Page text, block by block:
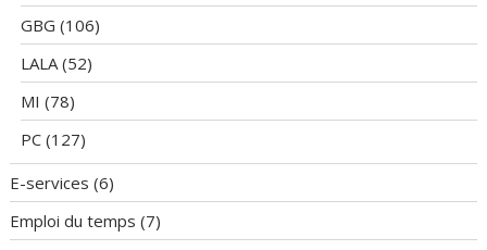
GBG (106)
LALA(52)
MI (78)
PC (127)
E-services (6)
Emploi du temps (7)